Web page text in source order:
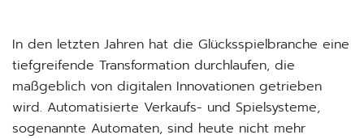
In den letzten Jahren hat die Glücksspielbranche eine
tiefgreifende Transformation durchlaufen, die
maßgeblich von digitalen Innovationen getrieben
wird. Automatisierte Verkaufs- und Spielsysteme,
sogenannte Automaten, sind heute nicht mehr